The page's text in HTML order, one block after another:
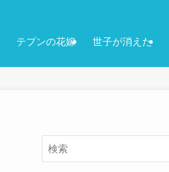
テプンの花嫁 世子が消えた